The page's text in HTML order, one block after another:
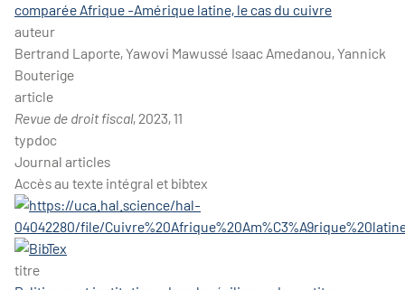
comparée Afrique -Amérique latine, le cas du cuivre
auteur
Bertrand Laporte, Yawovi Mawussé Isaac Amedanou, Yannick
Bouterige
article
Revue de droit fiscal, 2023, 11
typdoc
Journal articles
Accès au texte intégral et bibtex
titre